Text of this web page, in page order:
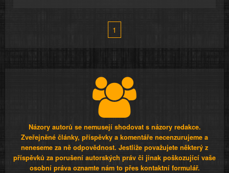
1
Názory autorů se nemusejí shodovat s názory redakce.
Zveřejněné články, příspěvky a komentáře necenzurujeme a
neneseme za ně odpovědnost. Jestliže považujete některý z
příspěvků za porušení autorských práv či jinak poškozující vaše
osobní práva oznamte nám to přes kontaktní formulář.